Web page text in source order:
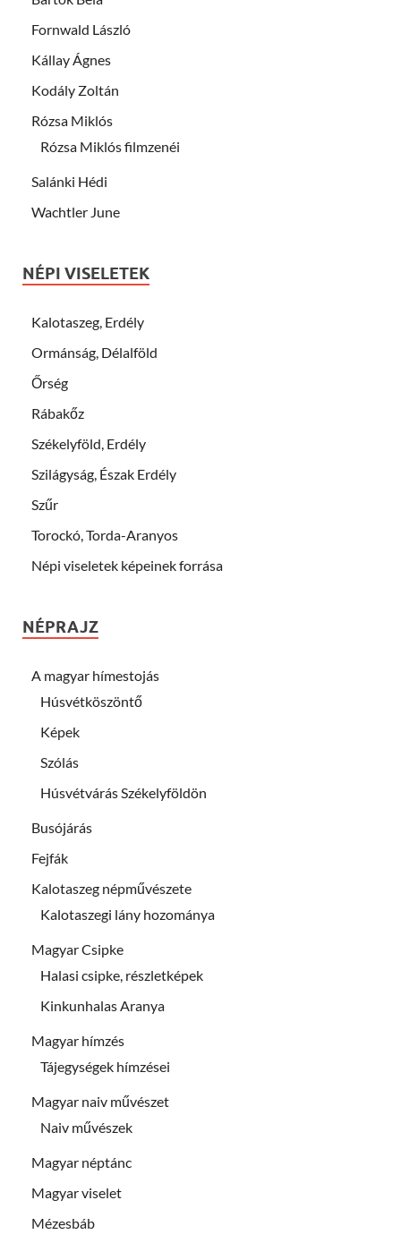
Fornwald László
Kállay Ágnes
Kodály Zoltán
Rózsa Miklós
Rózsa Miklós filmzenéi
Salánki Hédi
Wachtler June
NÉPI VISELETEK
Kalotaszeg, Erdély
Ormánság, Délalföld
Őrség
Rábakőz
Székelyföld, Erdély
Szilágyság, Észak Erdély
Szűr
Torockó, Torda-Aranyos
Népi viseletek képeinek forrása
NÉPRAJZ
A magyar hímestojás
Húsvétköszöntő
Képek
Szólás
Húsvétvárás Székelyföldön
Busójárás
Fejfák
Kalotaszeg népművészete
Kalotaszegi lány hozománya
Magyar Csipke
Halasi csipke, részletképek
Kinkunhalas Aranya
Magyar hímzés
Tájegységek hímzései
Magyar naiv művészet
Naiv művészek
Magyar néptánc
Magyar viselet
Mézesbáb